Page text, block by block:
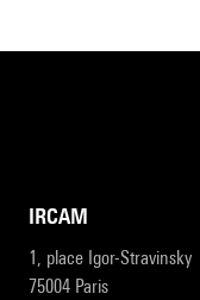
IRCAM
1, place Igor-Stravinsky
75004 Paris